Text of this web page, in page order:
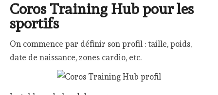
Coros Training Hub pour les
sportifs
On commence par définir son profil : taille, poids,
date de naissance, zones cardio, etc.